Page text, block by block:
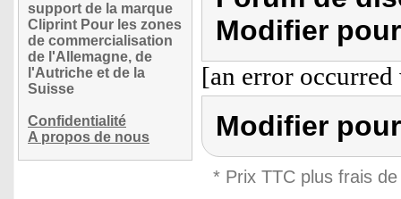
support de la marque
Cliprint Pour les zones
de commercialisation
de l'Allemagne, de
l'Autriche et de la
Suisse
Confidentialité
A propos de nous
Modifier
[an error
Modifier
* Prix TTC plus frais